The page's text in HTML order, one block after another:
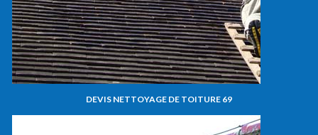
DEVIS NETTOYAGE DE TOITURE 69